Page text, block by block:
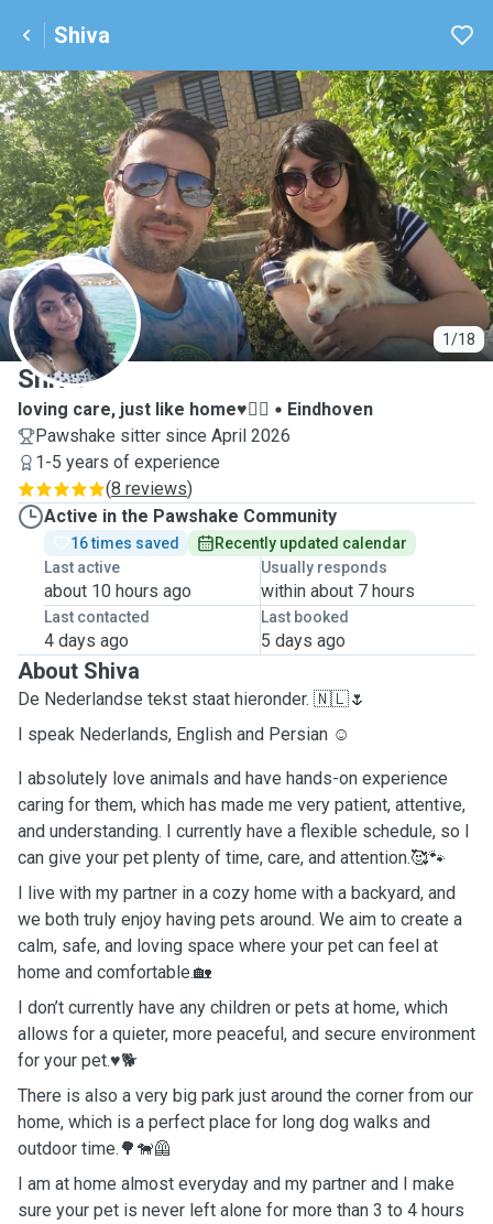
Shiva
1/18
S
Shiva
loving care, just like home♥️🐕‍🦺
Eindhoven
Pawshake sitter since April 2026
1-5 years of experience
(8 reviews)
Active in the Pawshake Community
16 times saved
Recently updated calendar
Last active
about 10 hours ago
Usually responds
within about 7 hours
Last contacted
4 days ago
Last booked
5 days ago
About Shiva
De Nederlandse tekst staat hieronder. 🇳🇱🌷
I speak Nederlands, English and Persian ☺️
I absolutely love animals and have hands-on experience
caring for them, which has made me very patient, attentive,
and understanding. I currently have a flexible schedule, so I
can give your pet plenty of time, care, and attention.🥰🐾
I live with my partner in a cozy home with a backyard, and
we both truly enjoy having pets around. We aim to create a
calm, safe, and loving space where your pet can feel at
home and comfortable.🏡
I don’t currently have any children or pets at home, which
allows for a quieter, more peaceful, and secure environment
for your pet.♥️🐕
There is also a very big park just around the corner from our
home, which is a perfect place for long dog walks and
outdoor time.🌳🐕‍🦺
I am at home almost everyday and my partner and I make
sure your pet is never left alone for more than 3 to 4 hours